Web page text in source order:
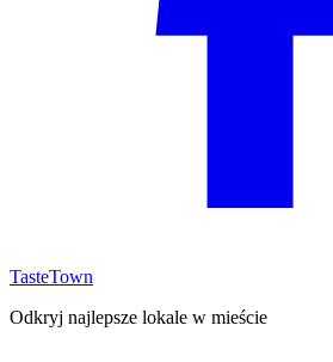
TasteTown
Odkryj najlepsze lokale w mieście